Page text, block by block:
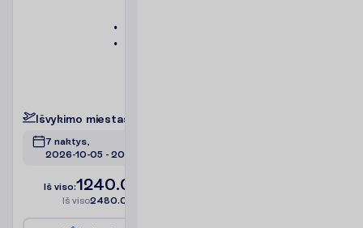
Išvykimo miestas
7 naktys,
2026-10-05 - 2026-10-12
Iš viso:1240.00
Iš viso2480.00